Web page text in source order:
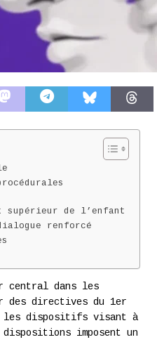
supérieur de l’enfant
renforcé
central dans les
des directives du 1er
les dispositifs visant à
imposent un